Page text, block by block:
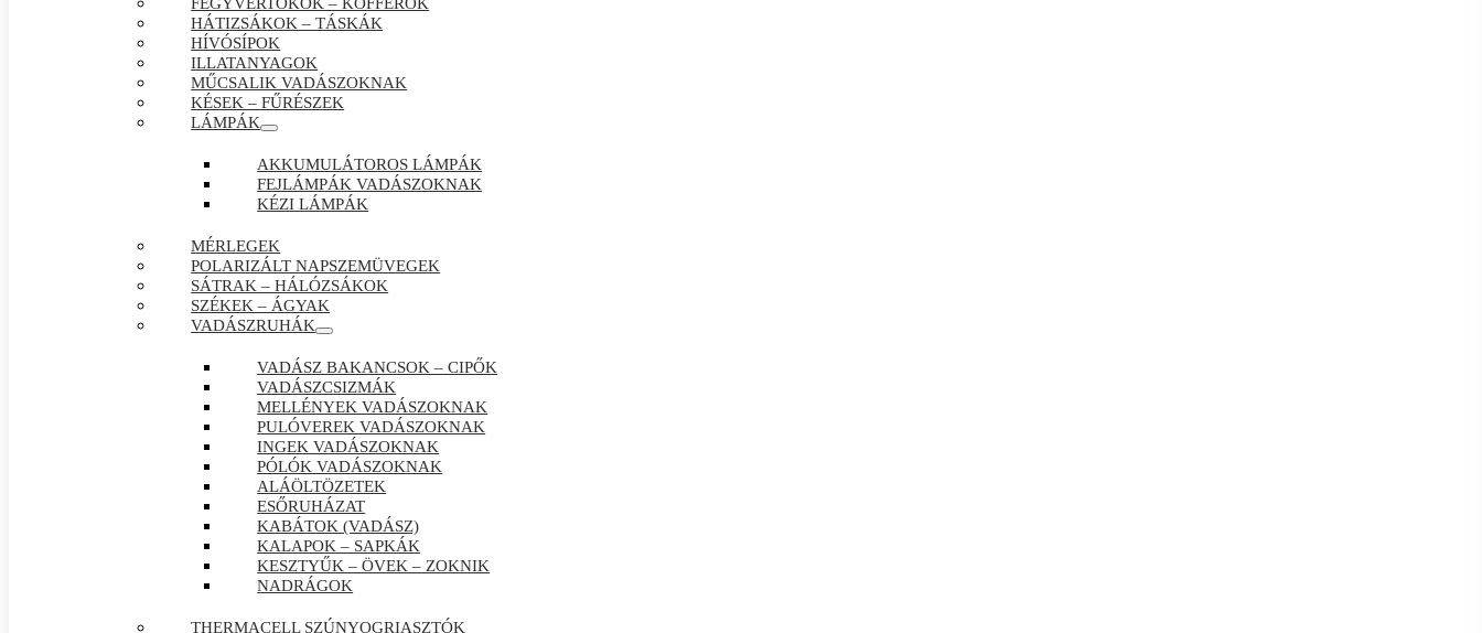
HÁTIZSÁKOK – TÁSKÁK
HÍVÓSÍPOK
ILLATANYAGOK
MŰCSALIK VADÁSZOKNAK
KÉSEK – FŰRÉSZEK
LÁMPÁK
AKKUMULÁTOROS LÁMPÁK
FEJLÁMPÁK VADÁSZOKNAK
KÉZI LÁMPÁK
MÉRLEGEK
POLARIZÁLT NAPSZEMÜVEGEK
SÁTRAK – HÁLÓZSÁKOK
SZÉKEK – ÁGYAK
VADÁSZRUHÁK
VADÁSZ BAKANCSOK – CIPŐK
VADÁSZCSIZMÁK
MELLÉNYEK VADÁSZOKNAK
PULÓVEREK VADÁSZOKNAK
INGEK VADÁSZOKNAK
PÓLÓK VADÁSZOKNAK
ALÁÖLTÖZETEK
ESŐRUHÁZAT
KABÁTOK (VADÁSZ)
KALAPOK – SAPKÁK
KESZTYŰK – ÖVEK – ZOKNIK
NADRÁGOK
THERMACELL SZÚNYOGRIASZTÓK